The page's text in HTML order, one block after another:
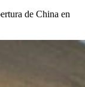
de China en